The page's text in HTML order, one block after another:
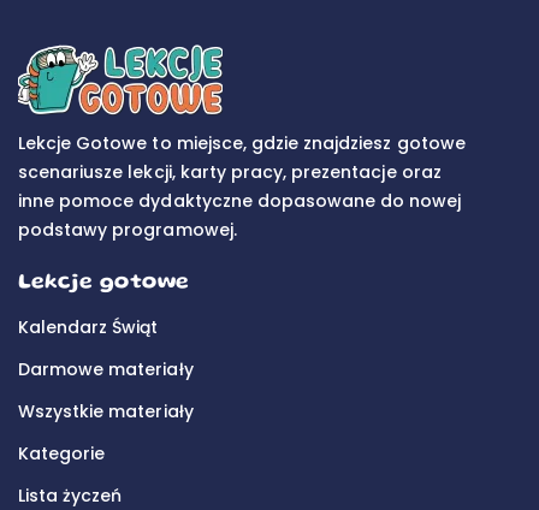
Lekcje Gotowe to miejsce, gdzie znajdziesz gotowe
scenariusze lekcji, karty pracy, prezentacje oraz
inne pomoce dydaktyczne dopasowane do nowej
podstawy programowej.
Lekcje gotowe
Kalendarz Świąt
Darmowe materiały
Wszystkie materiały
Kategorie
Lista życzeń